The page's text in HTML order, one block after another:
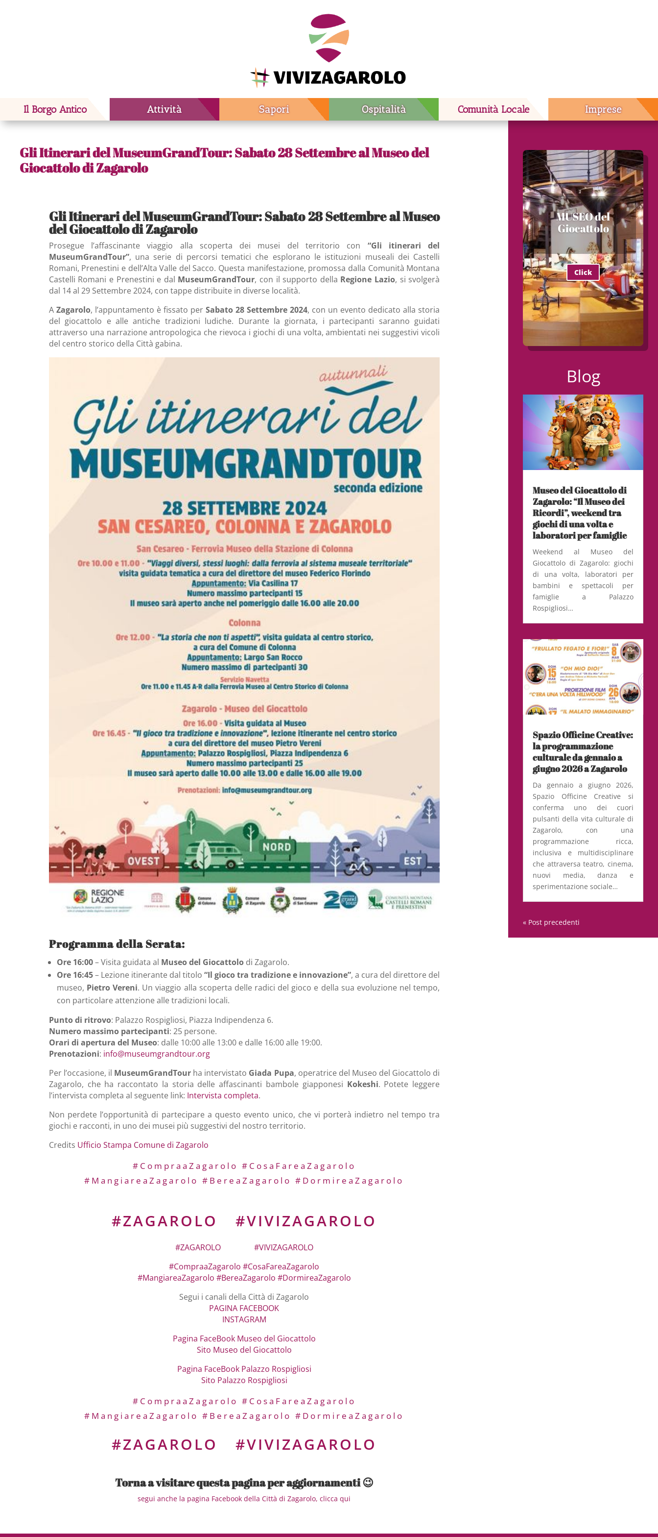
Il Borgo Antico Attività Sapori Ospitalità Comunità Locale Imprese
Gli Itinerari del MuseumGrandTour: Sabato 28 Settembre al Museo del
Giocattolo di Zagarolo
Gli Itinerari del MuseumGrandTour: Sabato 28 Settembre al Museo
del Giocattolo di Zagarolo
Prosegue l’affascinante viaggio alla scoperta dei musei del territorio con “Gli itinerari del
MuseumGrandTour”, una serie di percorsi tematici che esplorano le istituzioni museali dei Castelli
Romani, Prenestini e dell’Alta Valle del Sacco. Questa manifestazione, promossa dalla Comunità Montana
Castelli Romani e Prenestini e dal MuseumGrandTour, con il supporto della Regione Lazio, si svolgerà
dal 14 al 29 Settembre 2024, con tappe distribuite in diverse località.
A Zagarolo, l’appuntamento è fissato per Sabato 28 Settembre 2024, con un evento dedicato alla storia
del giocattolo e alle antiche tradizioni ludiche. Durante la giornata, i partecipanti saranno guidati
attraverso una narrazione antropologica che rievoca i giochi di una volta, ambientati nei suggestivi vicoli
del centro storico della Città gabina.
Programma della Serata:
Ore 16:00– Visita guidata al Museo del Giocattolodi Zagarolo.
Ore 16:45– Lezione itinerante dal titolo “Il gioco tra tradizione e innovazione”, a cura del direttore del
museo, Pietro Vereni. Un viaggio alla scoperta delle radici del gioco e della sua evoluzione nel tempo,
con particolare attenzione alle tradizioni locali.
Punto di ritrovo: Palazzo Rospigliosi, Piazza Indipendenza 6.
Numero massimo partecipanti: 25 persone.
Orari di apertura del Museo: dalle 10:00 alle 13:00 e dalle 16:00 alle 19:00.
Prenotazioni: info@museumgrandtour.org
Per l’occasione, il MuseumGrandTour ha intervistato Giada Pupa, operatrice del Museo del Giocattolo di
Zagarolo, che ha raccontato la storia delle affascinanti bambole giapponesi Kokeshi. Potete leggere
l’intervista completa al seguente link: Intervista completa.
Non perdete l’opportunità di partecipare a questo evento unico, che vi porterà indietro nel tempo tra
giochi e racconti, in uno dei musei più suggestivi del nostro territorio.
Credits Ufficio Stampa Comune di Zagarolo
#CompraaZagarolo #CosaFareaZagarolo
#MangiareaZagarolo #BereaZagarolo #DormireaZagarolo
#ZAGAROLO #VIVIZAGAROLO
#ZAGAROLO
#VIVIZAGAROLO
#CompraaZagarolo #CosaFareaZagarolo
#MangiareaZagarolo #BereaZagarolo #DormireaZagarolo
Segui i canali della Città di Zagarolo
PAGINA FACEBOOK
INSTAGRAM
Pagina FaceBook Museo del Giocattolo
Sito Museo del Giocattolo
Pagina FaceBook Palazzo Rospigliosi
Sito Palazzo Rospigliosi
#CompraaZagarolo #CosaFareaZagarolo
#MangiareaZagarolo #BereaZagarolo #DormireaZagarolo
#ZAGAROLO #VIVIZAGAROLO
Torna a visitare questa pagina per aggiornamenti 😉
segui anche la pagina Facebook della Città di Zagarolo, clicca qui
MUSEO del
Giocattolo
Click
Blog
Museo del Giocattolo di
Zagarolo: “Il Museo dei
Ricordi”, weekend tra
giochi di una volta e
laboratori per famiglie
Weekend al Museo del
Giocattolo di Zagarolo: giochi
di una volta, laboratori per
bambini e spettacoli per
famiglie a Palazzo
Rospigliosi…
Spazio Officine Creative:
la programmazione
culturale da gennaio a
giugno 2026 a Zagarolo
Da gennaio a giugno 2026,
Spazio Officine Creative si
conferma uno dei cuori
pulsanti della vita culturale di
Zagarolo, con una
programmazione ricca,
inclusiva e multidisciplinare
che attraversa teatro, cinema,
nuovi media, danza e
sperimentazione sociale…
« Post precedenti